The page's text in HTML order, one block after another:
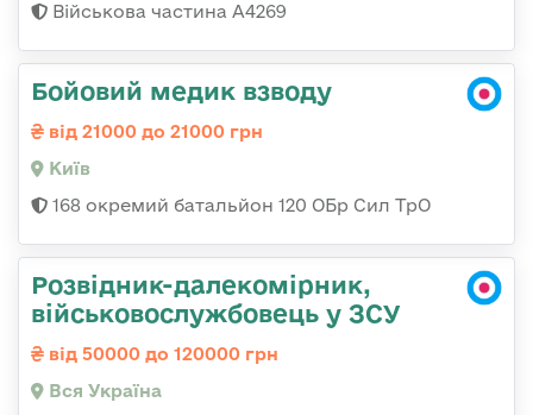
Військова частина А4269
Бойовий медик взводу
від 21000 до 21000 грн
Київ
168 окремий батальйон 120 ОБр Cил ТрО
Розвідник-далекомірник,
військовослужбовець у ЗСУ
від 50000 до 120000 грн
Вся Україна